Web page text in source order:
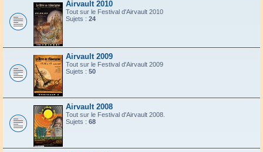
Airvault 2010
Tout sur le Festival d'Airvault 2010
Sujets : 24
Airvault 2009
Tout sur le Festival d'Airvault 2009
Sujets : 50
Airvault 2008
Tout sur le Festival d'Airvault 2008.
Sujets : 68